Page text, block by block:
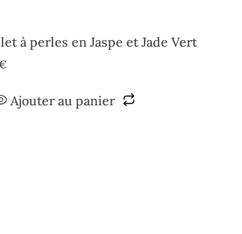
à perles en Jaspe et Jade Vert
Ajouter au panier